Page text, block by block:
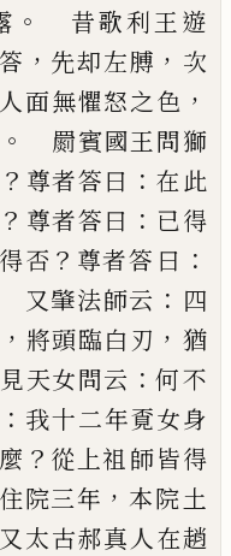
。
昔歌利王遊
， 先却左膊 ， 次
面無懼怒之色 ，
。
罽賓國王問獅
？ 尊者答曰 ： 在此
？ 尊者答曰 ： 已得
否 ？ 尊者答 曰 ：
又肇法師云 ： 四
， 將頭臨白刃 ， 猶
天女問云 ： 何不
： 我十二年覔女身
？ 從上祖師皆得
院三年 ， 本院土
太古郝真人在趙